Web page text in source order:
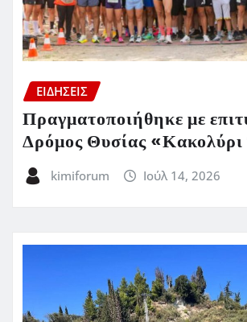
ΕΙΔΗΣΕΙΣ
Πραγματοποιήθηκε με
Δρόμος Θυσίας «Κακολύρι
kimiforum Ιούλ 14, 2026